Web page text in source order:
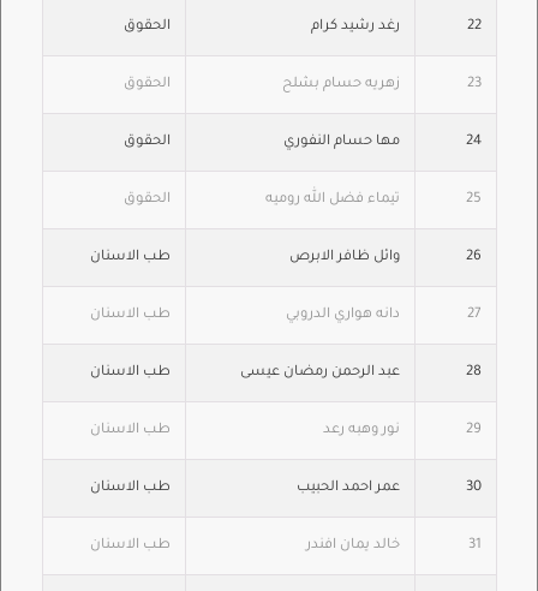
22 رغد رشيد كرام الحقوق
23 زهريه حسام بشلح الحقوق
24 مها حسام النفوري الحقوق
25 تيماء فضل الله روميه الحقوق
26 وائل ظافر الابرص طب الاسنان
27 دانه هواري الدروبي طب الاسنان
28 عبد الرحمن رمضان عيسى طب الاسنان
29 نور وهبه رعد طب الاسنان
30 عمر احمد الحبيب طب الاسنان
31 خالد يمان افندر طب الاسنان